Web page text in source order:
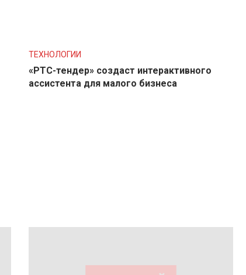
ТЕХНОЛОГИИ
«РТС-тендер» создаст интерактивного
ассистента для малого бизнеса